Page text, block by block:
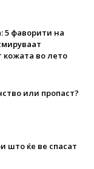
5 фаворити на
кожата во лето
или пропаст?
што ќе ве спасат